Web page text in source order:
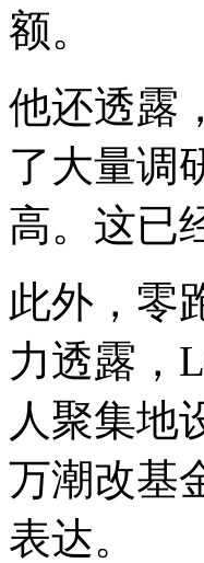
额。
他还透露
了大量调
高。这已
此外，零
力透露，
人聚集地
万潮改基
表达。